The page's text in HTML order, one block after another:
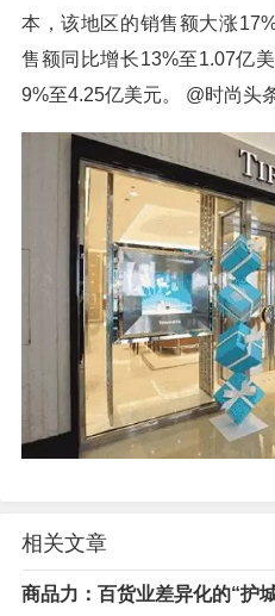
本，该地区的销售额大涨
售额同比增长13%至1.07亿
9%至4.25亿美元。 @时尚头
相关文章
商品力：百货业差异化的“护